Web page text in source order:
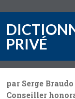
PRIVÉ
par Serge Braudo
Conseiller